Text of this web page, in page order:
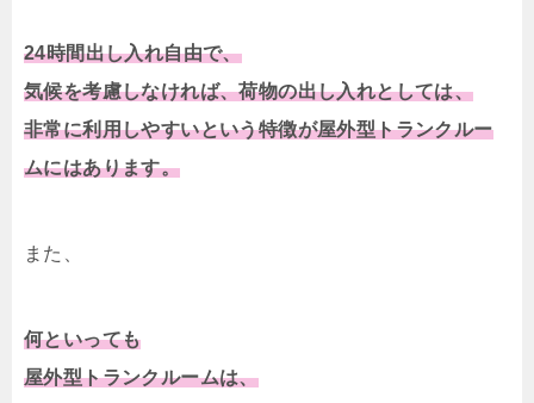
24時間出し入れ自由で、
気候を考慮しなければ、荷物の出し入れとしては、
非常に利用しやすいという特徴が屋外型トランクルー
ムにはあります。
また、
何といっても
屋外型トランクルームは、